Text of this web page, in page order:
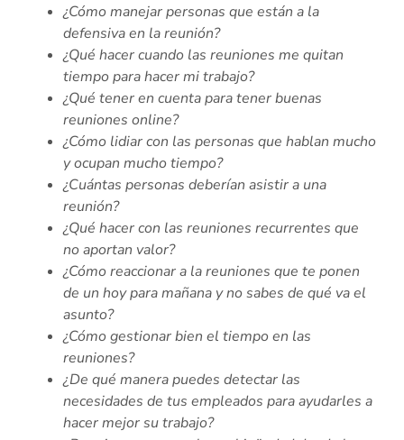
¿Cómo manejar personas que están a la
defensiva en la reunión?
¿Qué hacer cuando las reuniones me quitan
tiempo para hacer mi trabajo?
¿Qué tener en cuenta para tener buenas
reuniones online?
¿Cómo lidiar con las personas que hablan mucho
y ocupan mucho tiempo?
¿Cuántas personas deberían asistir a una
reunión?
¿Qué hacer con las reuniones recurrentes que
no aportan valor?
¿Cómo reaccionar a la reuniones que te ponen
de un hoy para mañana y no sabes de qué va el
asunto?
¿Cómo gestionar bien el tiempo en las
reuniones?
¿De qué manera puedes detectar las
necesidades de tus empleados para ayudarles a
hacer mejor su trabajo?